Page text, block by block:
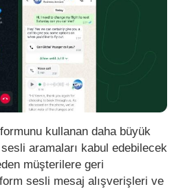
kullanan daha büyük
aramaları kabul edebilecek
müşterilere geri
sesli mesaj alışverişleri ve